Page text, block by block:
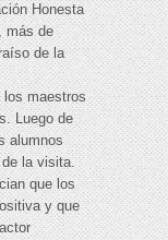
Honesta
más de
de la
los maestros
Luego de
alumnos
la visita.
que los
y que